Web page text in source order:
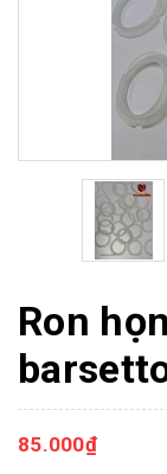
Ron
85.000₫